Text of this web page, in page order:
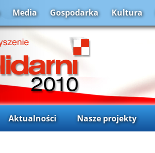
Media Gospodarka Kultura
Aktualności Nasze projekty